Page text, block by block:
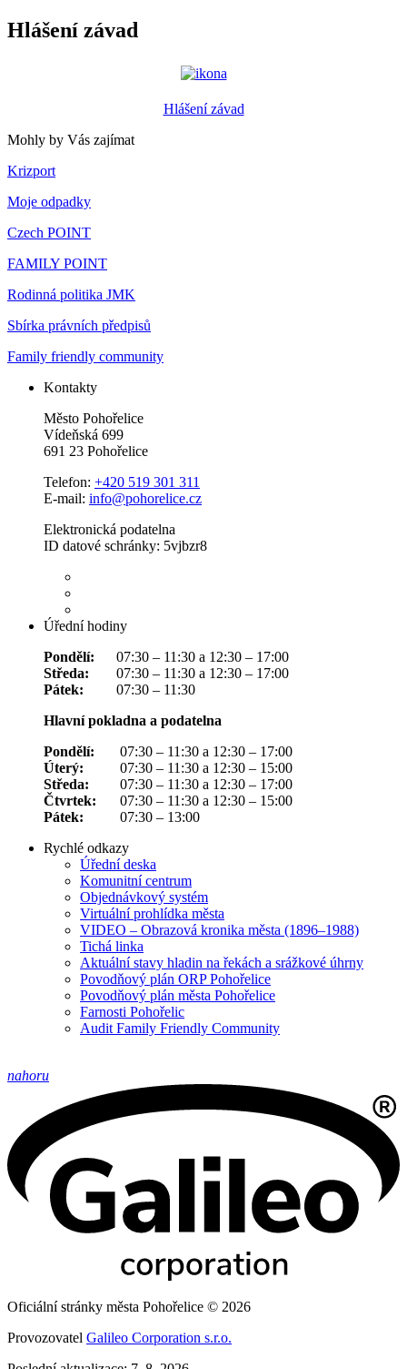
Hlášení závad
Hlášení závad
Mohly by Vás zajímat
Krizport
Moje odpadky
Czech POINT
FAMILY POINT
Rodinná politika JMK
Sbírka právních předpisů
Family friendly community
Kontakty
Město Pohořelice
Vídeňská 699
691 23 Pohořelice
Telefon: +420 519 301 311
E-mail: info@pohorelice.cz
Elektronická podatelna
ID datové schránky: 5vjbzr8
Úřední hodiny
Pondělí:
07:30 – 11:30 a 12:30 – 17:00
Středa:
07:30 – 11:30 a 12:30 – 17:00
Pátek:
07:30 – 11:30
Hlavní pokladna a podatelna
Pondělí:
07:30 – 11:30 a 12:30 – 17:00
Úterý:
07:30 – 11:30 a 12:30 – 15:00
Středa:
07:30 – 11:30 a 12:30 – 17:00
Čtvrtek:
07:30 – 11:30 a 12:30 – 15:00
Pátek:
07:30 – 13:00
Rychlé odkazy
Úřední deska
Komunitní centrum
Objednávkový systém
Virtuální prohlídka města
VIDEO – Obrazová kronika města (1896–1988)
Tichá linka
Aktuální stavy hladin na řekách a srážkové úhrny
Povodňový plán ORP Pohořelice
Povodňový plán města Pohořelice
Farnosti Pohořelic
Audit Family Friendly Community
nahoru
Oficiální stránky města Pohořelice © 2026
Provozovatel Galileo Corporation s.r.o.